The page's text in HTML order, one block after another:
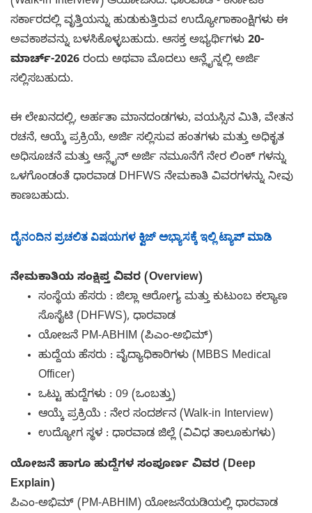
ಸರ್ಕಾರದಲ್ಲಿ ವೃತ್ತಿಯನ್ನು ಹುಡುಕುತ್ತಿರುವ ಉದ್ಯೋಗಾಕಾಂಕ್ಷಿಗಳು ಈ
ಅವಕಾಶವನ್ನು ಬಳಸಿಕೊಳ್ಳಬಹುದು. ಆಸಕ್ತ ಅಭ್ಯರ್ಥಿಗಳು 20-
ಮಾರ್ಚ್-2026 ರಂದು ಅಥವಾ ಮೊದಲು ಆನ್ಲೈನ್ನಲ್ಲಿ ಅರ್ಜಿ
ಸಲ್ಲಿಸಬಹುದು.
ಈ ಲೇಖನದಲ್ಲಿ, ಅರ್ಹತಾ ಮಾನದಂಡಗಳು, ವಯಸ್ಸಿನ ಮಿತಿ, ವೇತನ
ರಚನೆ, ಆಯ್ಕೆ ಪ್ರಕ್ರಿಯೆ, ಅರ್ಜಿ ಸಲ್ಲಿಸುವ ಹಂತಗಳು ಮತ್ತು ಅಧಿಕೃತ
ಅಧಿಸೂಚನೆ ಮತ್ತು ಆನ್ಲೈನ್ ಅರ್ಜಿ ನಮೂನೆಗೆ ನೇರ ಲಿಂಕ್ ಗಳನ್ನು
ಒಳಗೊಂಡಂತೆ ಧಾರವಾಡ DHFWS ನೇಮಕಾತಿ ವಿವರಗಳನ್ನು ನೀವು
ಕಾಣಬಹುದು.
ದೈನಂದಿನ ಪ್ರಚಲಿತ ವಿಷಯಗಳ ಕ್ವಿಜ್ ಅಭ್ಯಾಸಕ್ಕೆ ಇಲ್ಲಿ ಟ್ಯಾಪ್ ಮಾಡಿ
ನೇಮಕಾತಿಯ ಸಂಕ್ಷಿಪ್ತ ವಿವರ (Overview)
ಸಂಸ್ಥೆಯ ಹೆಸರು : ಜಿಲ್ಲಾ ಆರೋಗ್ಯ ಮತ್ತು ಕುಟುಂಬ ಕಲ್ಯಾಣ
ಸೊಸೈಟಿ (DHFWS), ಧಾರವಾಡ
ಯೋಜನೆ PM-ABHIM (ಪಿಎಂ-ಅಭಿಮ್)
ಹುದ್ದೆಯ ಹೆಸರು : ವೈದ್ಯಾಧಿಕಾರಿಗಳು (MBBS Medical
Officer)
ಒಟ್ಟು ಹುದ್ದೆಗಳು : 09 (ಒಂಬತ್ತು)
ಆಯ್ಕೆ ಪ್ರಕ್ರಿಯೆ : ನೇರ ಸಂದರ್ಶನ (Walk-in Interview)
ಉದ್ಯೋಗ ಸ್ಥಳ : ಧಾರವಾಡ ಜಿಲ್ಲೆ (ವಿವಿಧ ತಾಲೂಕುಗಳು)
ಯೋಜನೆ ಹಾಗೂ ಹುದ್ದೆಗಳ ಸಂಪೂರ್ಣ ವಿವರ (Deep
Explain)
ಪಿಎಂ-ಅಭಿಮ್ (PM-ABHIM) ಯೋಜನೆಯಡಿಯಲ್ಲಿ ಧಾರವಾಡ